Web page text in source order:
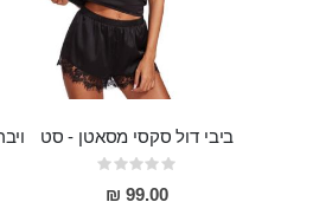
ביבי דול סקסי מסאטן - סט
Rating:
0%
99.00 ₪